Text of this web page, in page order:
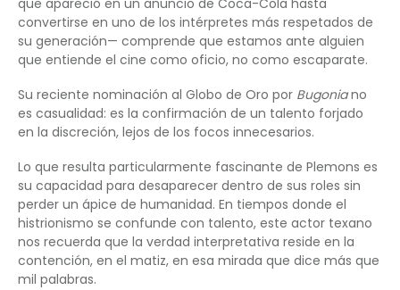
que apareció en un anuncio de Coca-Cola hasta
convertirse en uno de los intérpretes más respetados de
su generación— comprende que estamos ante alguien
que entiende el cine como oficio, no como escaparate.
Su reciente nominación al Globo de Oro por Bugoniano
es casualidad: es la confirmación de un talento forjado
en la discreción, lejos de los focos innecesarios.
Lo que resulta particularmente fascinante de Plemons es
su capacidad para desaparecer dentro de sus roles sin
perder un ápice de humanidad. En tiempos donde el
histrionismo se confunde con talento, este actor texano
nos recuerda que la verdad interpretativa reside en la
contención, en el matiz, en esa mirada que dice más que
mil palabras.